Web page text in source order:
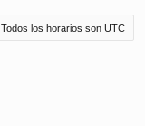
Todos los horarios son UTC